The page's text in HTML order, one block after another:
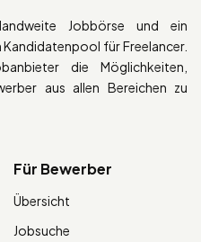
Jobbörse und ein
für Freelancer.
die Möglichkeiten,
aus allen Bereichen zu
Für Bewerber
Übersicht
Jobsuche